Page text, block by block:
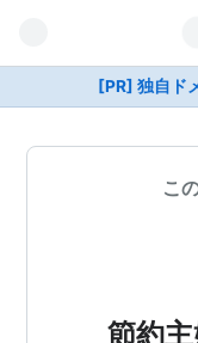
[PR] 独自ド
こ
節約